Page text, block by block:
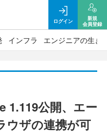
ログイン
新規
会員登録
インフラ エンジニアの生き
1.119公開、エー
ウザの連携が可